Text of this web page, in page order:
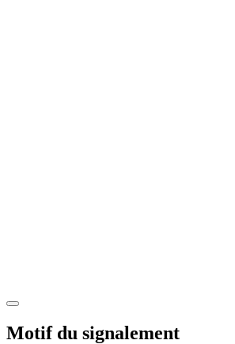
Motif du signalement